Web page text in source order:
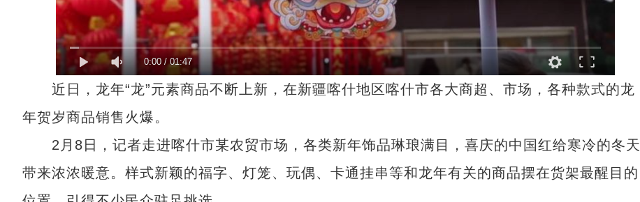
0:00/01:47
近日，龙年“龙”元素商品不断上新，在新疆喀什地区喀什市各大商超、市场，各种款式的龙
年贺岁商品销售火爆。
2月8日，记者走进喀什市某农贸市场，各类新年饰品琳琅满目，喜庆的中国红给寒冷的冬天
带来浓浓暖意。样式新颖的福字、灯笼、玩偶、卡通挂串等和龙年有关的商品摆在货架最醒目的